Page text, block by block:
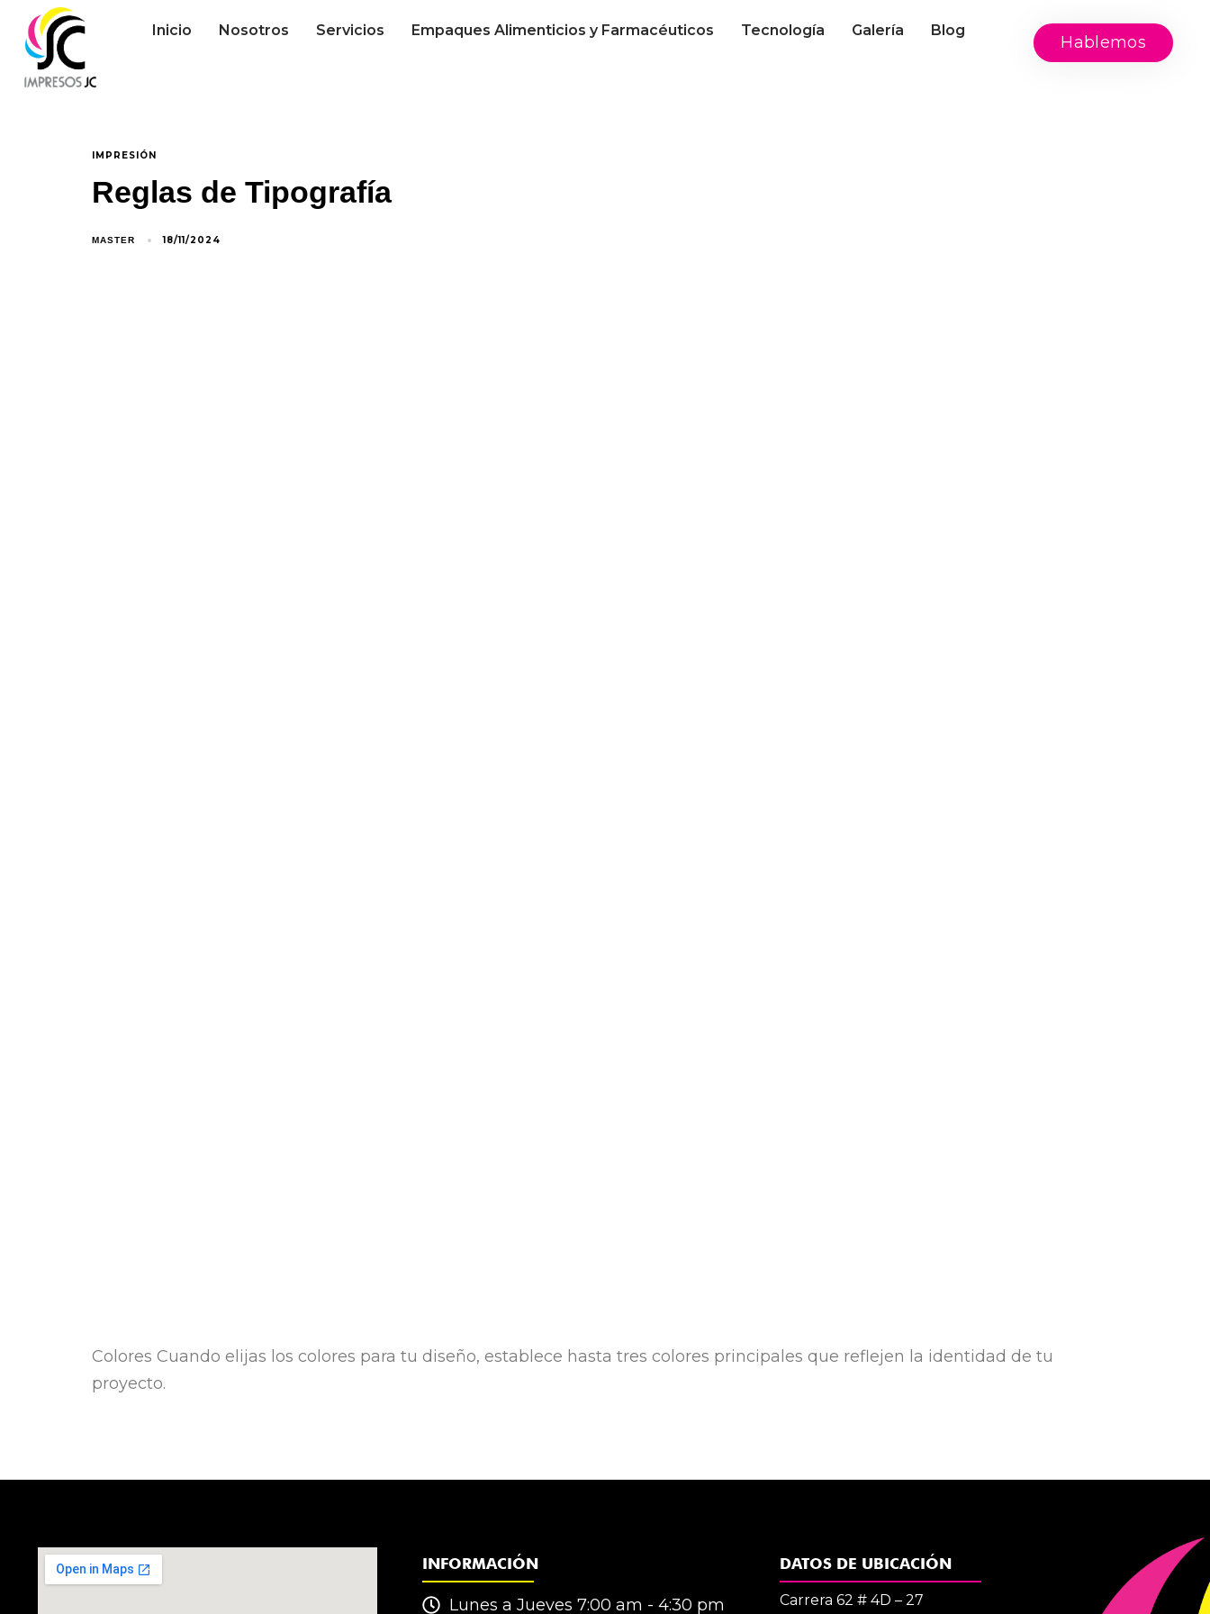
Inicio Nosotros Servicios Empaques Alimenticios y Farmacéuticos Tecnología Galería Blog
Hablemos
IMPRESIÓN
Reglas de Tipografía
MASTER 18/11/2024
Colores Cuando elijas los colores para tu diseño, establece hasta tres colores principales que reflejen la identidad de tu
proyecto.
INFORMACIÓN
Lunes a Jueves 7:00 am - 4:30 pm
DATOS DE UBICACIÓN
Carrera 62 # 4D – 27